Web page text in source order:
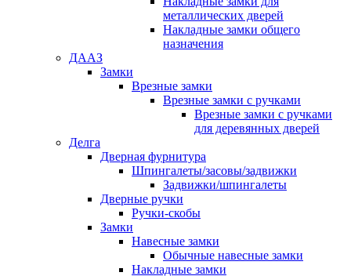
металлических дверей
Накладные замки общего
назначения
ДААЗ
Замки
Врезные замки
Врезные замки с ручками
Врезные замки с ручками
для деревянных дверей
Делга
Дверная фурнитура
Шпингалеты/засовы/задвижки
Задвижки/шпингалеты
Дверные ручки
Ручки-скобы
Замки
Навесные замки
Обычные навесные замки
Накладные замки